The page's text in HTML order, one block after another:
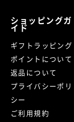
ショッピングガ
イド
ギフトラッピング
ポイントについて
返品について
プライバシーポリ
シー
ご利用規約